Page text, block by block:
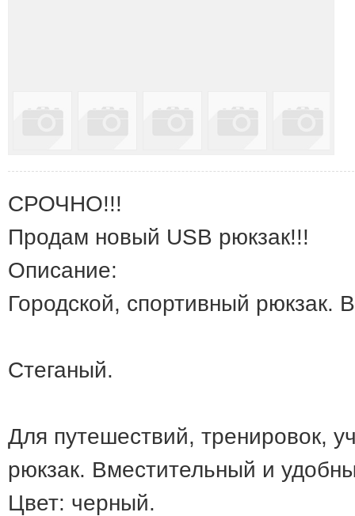
СРОЧНО!!!
Продам новый USB рюкзак!!!
Описание:
Городской, спортивный рюкзак.
Стеганый.
Для путешествий, тренировок,
рюкзак. Вместительный и
Цвет: черный.